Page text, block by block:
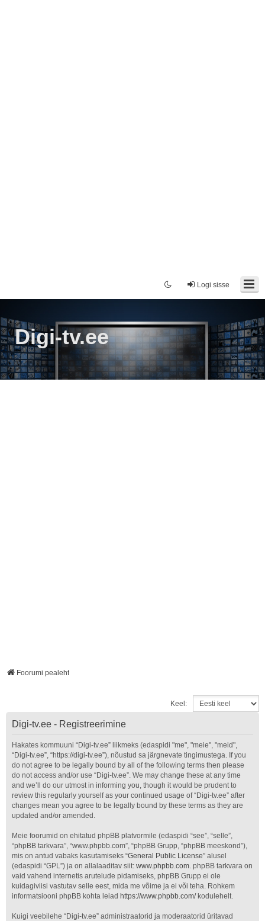
Logi sisse
Digi-tv.ee
Foorumi pealeht
Keel:
Digi-tv.ee - Registreerimine
Hakates kommuuni “Digi-tv.ee” liikmeks (edaspidi "me", "meie", "meid",
“Digi-tv.ee”, “https://digi-tv.ee”), nõustud sa järgnevate tingimustega. If you
do not agree to be legally bound by all of the following terms then please
do not access and/or use “Digi-tv.ee”. We may change these at any time
and we’ll do our utmost in informing you, though it would be prudent to
review this regularly yourself as your continued usage of “Digi-tv.ee” after
changes mean you agree to be legally bound by these terms as they are
updated and/or amended.
Meie foorumid on ehitatud phpBB platvormile (edaspidi “see”, “selle”,
“phpBB tarkvara”, “www.phpbb.com”, “phpBB Grupp, “phpBB meeskond”),
mis on antud vabaks kasutamiseks “General Public License” alusel
(edaspidi “GPL”) ja on allalaaditav siit: www.phpbb.com. phpBB tarkvara on
vaid vahend internetis arutelude pidamiseks, phpBB Grupp ei ole
kuidagiviisi vastutav selle eest, mida me võime ja ei või teha. Rohkem
informatsiooni phpBB kohta leiad https://www.phpbb.com/kodulehelt.
Kuigi veebilehe “Digi-tv.ee” administraatorid ja moderaatorid üritavad